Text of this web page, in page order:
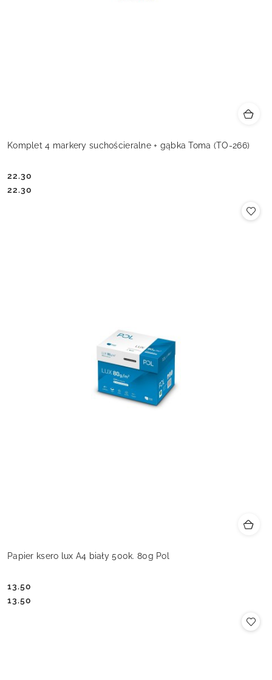
Komplet 4 markery suchościeralne + gąbka Toma (TO-266)
Cena:
22.30
Cena:
22.30
Papier ksero lux A4 biały 500k. 80g Pol
Cena:
13.50
Cena:
13.50